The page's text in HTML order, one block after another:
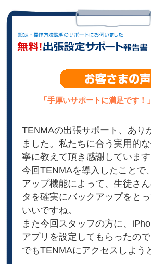
「手厚いサポートに満足です！」
TENMAの出張サポート、あり
ました。私たちに合う実用的
寧に教えて頂き感謝しています
今回TENMAを導入したことで
アップ機能によって、生徒さ
タを確実にバックアップをと
いいですね。
また今回スタッフの方に、
アプリを設定してもらったの
でもTENMAにアクセスしよう